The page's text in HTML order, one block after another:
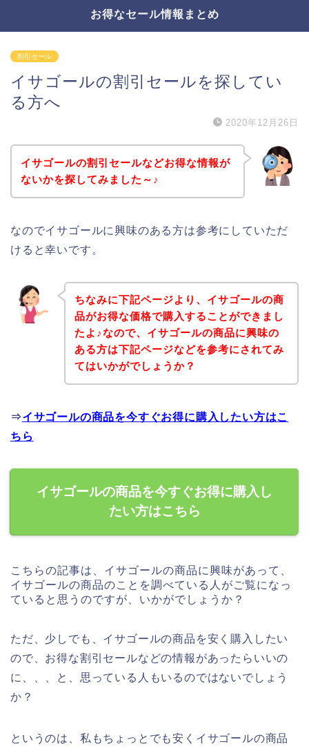
お得なセール情報まとめ
割引セール
イサゴールの割引セールを探してい
る方へ
2020年12月26日
イサゴールの割引セールなどお得な情報が
ないかを探してみました～♪
なのでイサゴールに興味のある方は参考にしていただ
けると幸いです。
ちなみに下記ページより、イサゴールの商
品がお得な価格で購入することができまし
たよ♪なので、イサゴールの商品に興味の
ある方は下記ページなどを参考にされてみ
てはいかがでしょうか？
⇒イサゴールの商品を今すぐお得に購入したい方はこ
ちら
イサゴールの商品を今すぐお得に購入し
たい方はこちら
こちらの記事は、イサゴールの商品に興味があって、
イサゴールの商品のことを調べている人がご覧になっ
ていると思うのですが、いかがでしょうか？
ただ、少しでも、イサゴールの商品を安く購入したい
ので、お得な割引セールなどの情報があったらいいの
に、、、と、思っている人もいるのではないでしょう
か？
というのは、私もちょっとでも安くイサゴールの商品